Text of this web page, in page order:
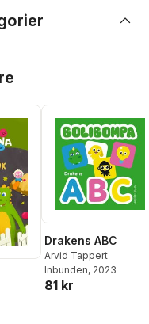
Drakens ABC
Arvid Tappert
Inbunden, 2023
81 kr